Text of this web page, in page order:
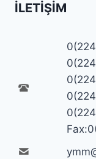
İLETIŞIM